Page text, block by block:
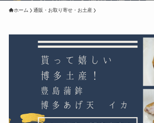
ホーム 通販・お取り寄せ・お土産